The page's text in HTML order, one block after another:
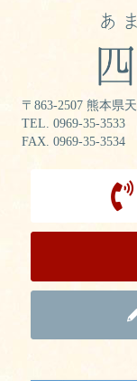
〒863-2507 熊本県
TEL. 0969-35-3533
FAX. 0969-35-3534